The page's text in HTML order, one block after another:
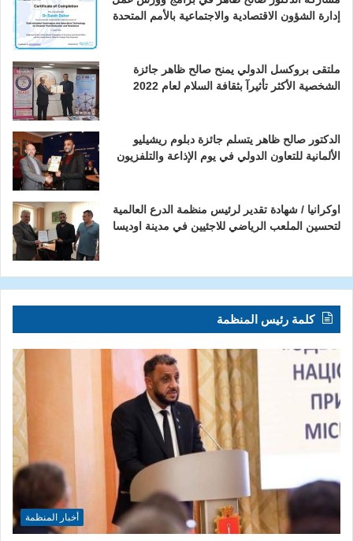
إدارة الشؤون الاقتصادية والاجتماعية بالأمم المتحدة
ملتقى بروكسل الدولي يمنح صالح ظاهر جائزة
الشخصية الأكثر تأثيرآ بثقافة السلام لعام 2022
الدكتور صالح ظاهر يتسلم جائزة دبلوم ريشيليو
الألمانية للتعاون الدولي في يوم الإذاعة والتلفزيون
اوكرانيا / شهادة تقدير لرئيس منظمة الدرع العالمية
لتحسين الملعب الرياضي للاجئيين في مدينة اوديسا
كلمة رئيس المنظمة
أخبار المنظمة